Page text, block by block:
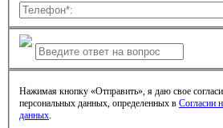
Нажимая кнопку «Отправить», я даю свое
персональных данных, определенных в Согласии
данных